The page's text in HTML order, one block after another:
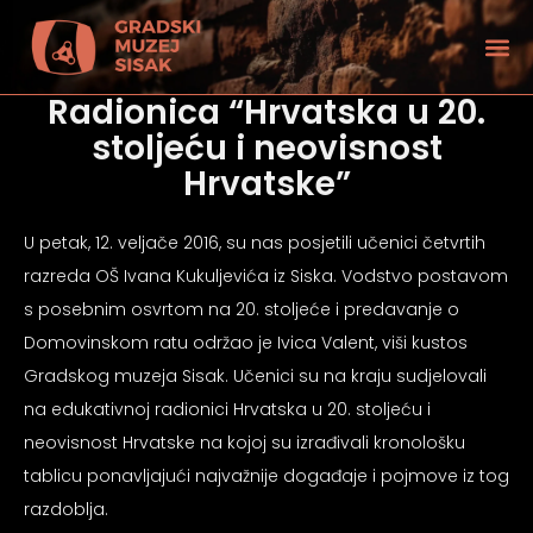
Radionica “Hrvatska u 20.
stoljeću i neovisnost
Hrvatske”
U petak, 12. veljače 2016, su nas posjetili učenici četvrtih
razreda OŠ Ivana Kukuljevića iz Siska. Vodstvo postavom
s posebnim osvrtom na 20. stoljeće i predavanje o
Domovinskom ratu održao je Ivica Valent, viši kustos
Gradskog muzeja Sisak. Učenici su na kraju sudjelovali
na edukativnoj radionici Hrvatska u 20. stoljeću i
neovisnost Hrvatske na kojoj su izrađivali kronološku
tablicu ponavljajući najvažnije događaje i pojmove iz tog
razdoblja.
vida